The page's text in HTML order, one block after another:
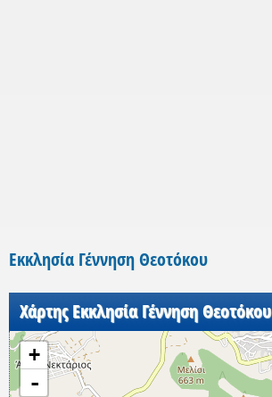
Εκκλησία Γέννηση Θεοτόκου
Χάρτης Εκκλησία Γέννηση Θεοτόκου
+
-